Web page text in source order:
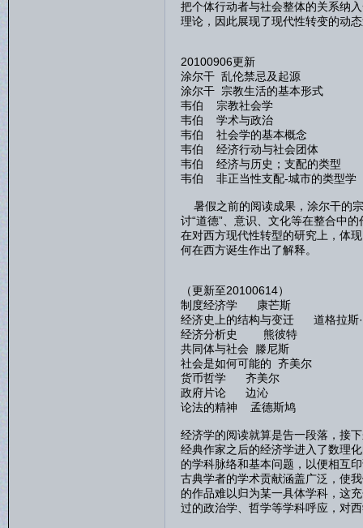
把个体行动者与社会整体的关系纳
理论，因此展现了现代性转变的动
20100906更新
涂尔干 乱伦禁忌及起源
涂尔干 宗教生活的基本形式
韦伯 宗教社会学
韦伯 学术与政治
韦伯 社会学的基本概念
韦伯 经济行动与社会团体
韦伯 经济与历史；支配的类型
韦伯 非正当性支配-城市的类型学
暑假之前的阅读成果，涂尔干的
讨“道德”、意识、文化等在整合中
在对西方现代性转型的研究上，体
何在西方诞生作出了解释。
（更新至20100614）
制度经济学 康芒斯
经济史上的结构与变迁 道格拉斯
经济分析史 熊彼特
共同体与社会 滕尼斯
社会是如何可能的 齐美尔
货币哲学 齐美尔
政府片论 边沁
论法的精神 孟德斯鸠
经济学的阅读就算是告一段落，接
经典作家之后的经济学进入了数理
的学科脉络和基本问题，以便相互
古典学者的学术贡献涵盖广泛，使
的作品难以归为某一具体学科，这
过的政治学、哲学等学科呼应，对